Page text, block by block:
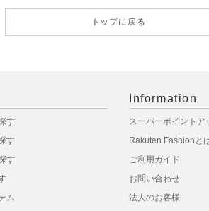
トップに戻る
す
す
す
ム
Information
スーパーポイントア
Rakuten Fashionと
ご利用ガイド
お問い合わせ
法人のお客様